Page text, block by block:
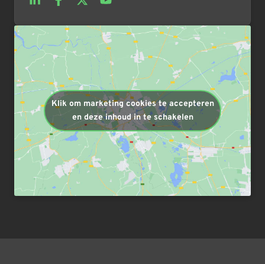
Klik om marketing cookies te accepteren
en deze inhoud in te schakelen